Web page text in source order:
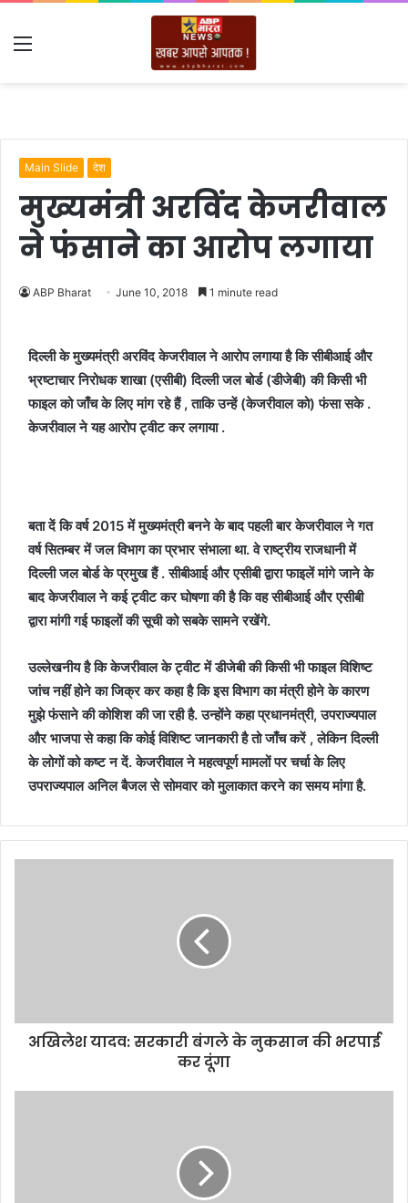
Menu
Main Slide देश
मुख्यमंत्री अरविंद केजरीवाल
ने फंसाने का आरोप लगाया
ABP Bharat June 10, 2018 1 minute read
दिल्ली के मुख्यमंत्री अरविंद केजरीवाल ने आरोप लगाया है कि सीबीआई और
भ्रष्टाचार निरोधक शाखा (एसीबी) दिल्ली जल बोर्ड (डीजेबी) की किसी भी
फाइल को जाँच के लिए मांग रहे हैं , ताकि उन्हें (केजरीवाल को) फंसा सके .
केजरीवाल ने यह आरोप ट्वीट कर लगाया .
बता दें कि वर्ष 2015 में मुख्यमंत्री बनने के बाद पहली बार केजरीवाल ने गत
वर्ष सितम्बर में जल विभाग का प्रभार संभाला था. वे राष्ट्रीय राजधानी में
दिल्ली जल बोर्ड के प्रमुख हैं . सीबीआई और एसीबी द्वारा फाइलें मांगे जाने के
बाद केजरीवाल ने कई ट्वीट कर घोषणा की है कि वह सीबीआई और एसीबी
द्वारा मांगी गई फाइलों की सूची को सबके सामने रखेंगे.
उल्लेखनीय है कि केजरीवाल के ट्वीट में डीजेबी की किसी भी फाइल विशिष्ट
जांच नहीं होने का जिक्र कर कहा है कि इस विभाग का मंत्री होने के कारण
मुझे फंसाने की कोशिश की जा रही है. उन्होंने कहा प्रधानमंत्री, उपराज्यपाल
और भाजपा से कहा कि कोई विशिष्ट जानकारी है तो जाँच करें , लेकिन दिल्ली
के लोगों को कष्ट न दें. केजरीवाल ने महत्वपूर्ण मामलों पर चर्चा के लिए
उपराज्यपाल अनिल बैजल से सोमवार को मुलाकात करने का समय मांगा है.
अखिलेश यादव: सरकारी बंगले के नुकसान की भरपाई
कर दूंगा